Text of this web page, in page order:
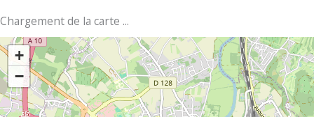
Chargement de la carte ...
+
−